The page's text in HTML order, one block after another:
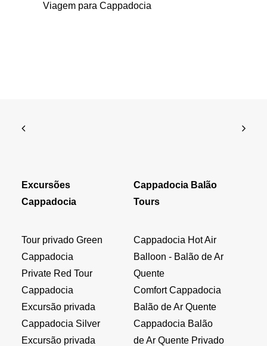
Viagem para Cappadocia
Excursões
Cappadocia
Tour privado Green
Cappadocia
Private Red Tour
Cappadocia
Excursão privada
Cappadocia Silver
Excursão privada
Cappadocia Balão
Tours
Cappadocia Hot Air
Balloon - Balão de Ar
Quente
Comfort Cappadocia
Balão de Ar Quente
Cappadocia Balão
de Ar Quente Privado